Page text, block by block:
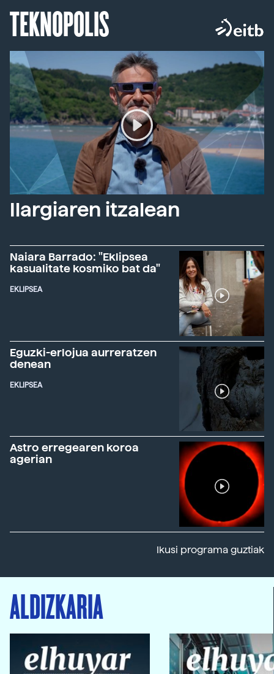
TEKNOPOLIS
Ilargiaren itzalean
Naiara Barrado: "Eklipsea
kasualitate kosmiko bat da"
EKLIPSEA
Eguzki-erlojua aurreratzen
denean
EKLIPSEA
Astro erregearen koroa
agerian
Ikusi programa guztiak
ALDIZKARIA